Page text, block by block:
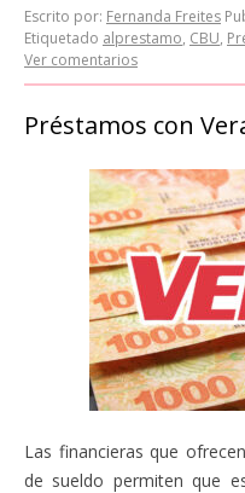
Escrito por: Fernanda Freites
Etiquetado alprestamo, CBU,
Ver comentarios
Préstamos con
Las financieras que
de sueldo permiten que